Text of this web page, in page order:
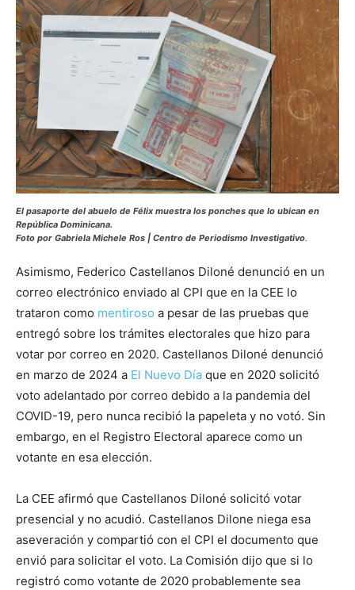
El pasaporte del abuelo de Félix muestra los ponches que lo ubican en
República Dominicana.
Foto por Gabriela Michele Ros | Centro de Periodismo Investigativo.
Asimismo, Federico Castellanos Diloné denunció en un
correo electrónico enviado al CPI que en la CEE lo
trataron como mentiroso a pesar de las pruebas que
entregó sobre los trámites electorales que hizo para
votar por correo en 2020. Castellanos Diloné denunció
en marzo de 2024 a El Nuevo Día que en 2020 solicitó
voto adelantado por correo debido a la pandemia del
COVID-19, pero nunca recibió la papeleta y no votó. Sin
embargo, en el Registro Electoral aparece como un
votante en esa elección.
La CEE afirmó que Castellanos Diloné solicitó votar
presencial y no acudió. Castellanos Dilone niega esa
aseveración y compartió con el CPI el documento que
envió para solicitar el voto. La Comisión dijo que si lo
registró como votante de 2020 probablemente sea